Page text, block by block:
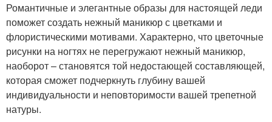
Романтичные и элегантные образы для настоящей леди
поможет создать нежный маникюр с цветками и
флористическими мотивами. Характерно, что цветочные
рисунки на ногтях не перегружают нежный маникюр,
наоборот – становятся той недостающей составляющей,
которая сможет подчеркнуть глубину вашей
индивидуальности и неповторимости вашей трепетной
натуры.